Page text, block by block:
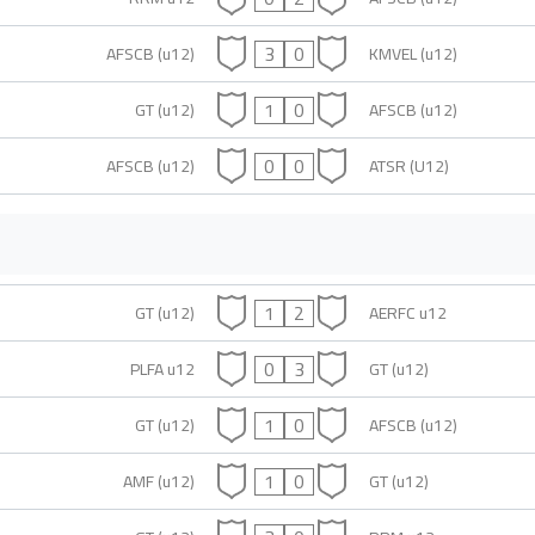
AFSCB (u12)
3 0
KMVEL (u12)
GT (u12)
1 0
AFSCB (u12)
AFSCB (u12)
0 0 ATSR (U12)
GT (u12) 1 2
AERFC u12
PLFA u12
0 3
GT (u12)
GT (u12)
1 0
AFSCB (u12)
AMF (u12)
1 0
GT (u12)